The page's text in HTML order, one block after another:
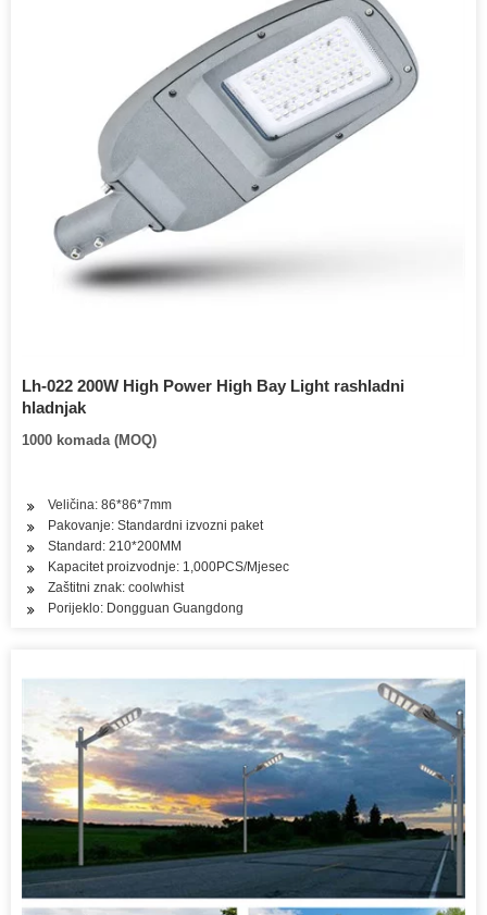
Lh-022 200W High Power High Bay Light rashladni
hladnjak
1000 komada (MOQ)
Veličina: 86*86*7mm
Pakovanje: Standardni izvozni paket
Standard: 210*200MM
Kapacitet proizvodnje: 1,000PCS/Mjesec
Zaštitni znak: coolwhist
Porijeklo: Dongguan Guangdong